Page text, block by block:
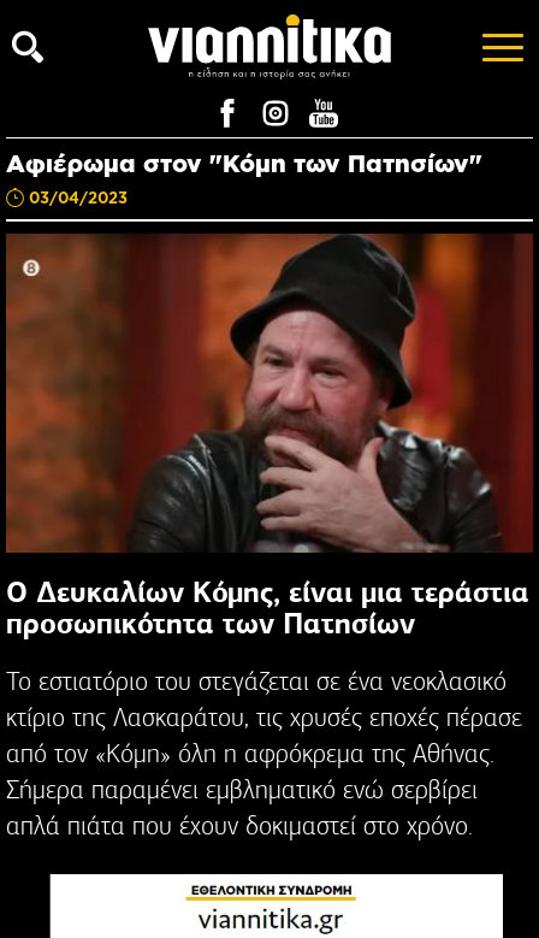
Αφιέρωμα στον "Κόμη των Πατησίων"
03/04/2023
Ο Δευκαλίων Κόμης, είναι μια τεράστια
προσωπικότητα των Πατησίων
Το εστιατόριο του στεγάζεται σε ένα νεοκλασικό
κτίριο της Λασκαράτου, τις χρυσές εποχές πέρασε
από τον «Κόμη» όλη η αφρόκρεμα της Αθήνας.
Σήμερα παραμένει εμβληματικό ενώ σερβίρει
απλά πιάτα που έχουν δοκιμαστεί στο χρόνο.